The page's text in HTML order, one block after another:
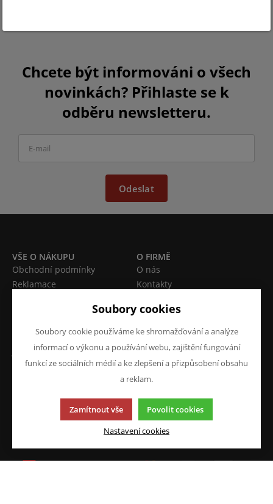
Chcete být informováni o všech
novinkách? Přihlaste se k
odběru newsletteru.
Odeslat
VŠE O NÁKUPU
Obchodní podmínky
Reklamace
O FIRMĚ
O nás
Kontakty
JAZYK A MĚNA
CS
NAPIŠTE NÁM
Chcete nám něco sdělit o
našich produktech nebo e-
shopu? Neváhejte napsat.
Chci napsat zprávu
Soubory cookies
Soubory cookie používáme ke shromažďování a analýze
informací o výkonu a používání webu, zajištění fungování
funkcí ze sociálních médií a ke zlepšení a přizpůsobení obsahu
a reklam.
Zamítnout vše Povolit cookies
Nastavení cookies